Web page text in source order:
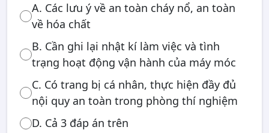
A. Các lưu ý về an toàn cháy nổ, an toàn
về hóa chất
B. Cần ghi lại nhật kí làm việc và tình
trạng hoạt động vận hành của máy móc
C. Có trang bị cá nhân, thực hiện đầy đủ
nội quy an toàn trong phòng thí nghiệm
D. Cả 3 đáp án trên